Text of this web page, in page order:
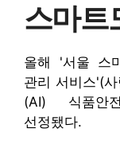
스마트
올해 '서울 스
관리 서비스'(
(AI) 식품안
선정됐다.